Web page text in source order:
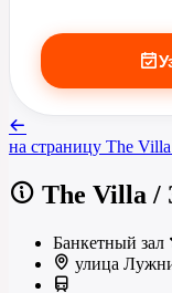
на страницу The Villa
The Villa /
Банкетный зал
улица